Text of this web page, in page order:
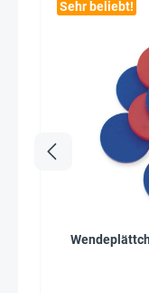
Sehr beliebt!